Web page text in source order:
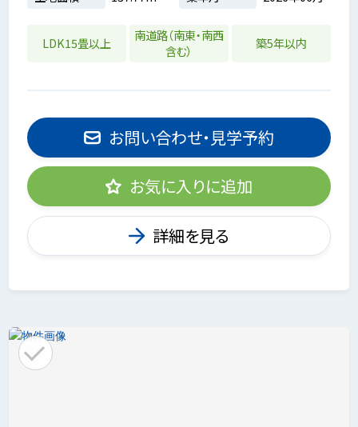
LDK15畳以上
南道路（南東・南西
含む）
築5年以内
お問い合わせ・見学予約
お気に入りに追加
詳細を見る